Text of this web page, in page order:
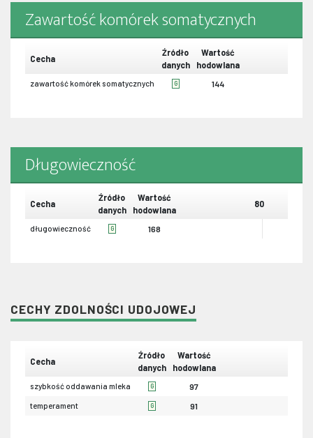
Zawartość komórek somatycznych
Cecha
Źródło
danych
Wartość
hodowlana
zawartość komórek somatycznych G 144
Długowieczność
Cecha
Źródło
danych
Wartość
hodowlana
80
długowieczność G 168
CECHY ZDOLNOŚCI UDOJOWEJ
Cecha
Źródło
danych
Wartość
hodowlana
szybkość oddawania mleka G 97
temperament G 91